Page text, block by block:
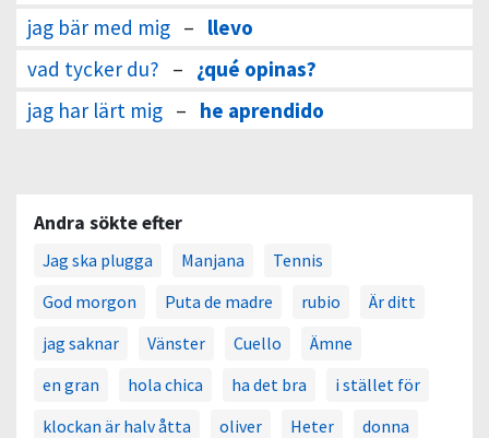
jag bär med mig – llevo
vad tycker du? – ¿qué opinas?
jag har lärt mig – he aprendido
Andra sökte efter
Jag ska plugga Manjana
Tennis
God morgon
Puta de madre rubio
Är ditt
jag saknar
Vänster Cuello
Ämne
en gran
hola chica ha det bra
i stället för
klockan är halv åtta
oliver Heter
donna